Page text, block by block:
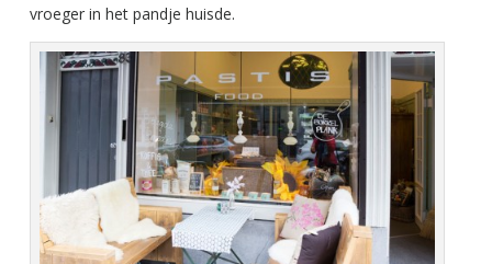
vroeger in het pandje huisde.